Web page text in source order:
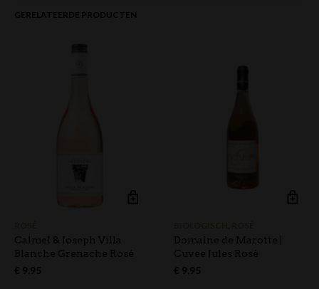
GERELATEERDE PRODUCTEN
Calmel & Joseph Villa
Blanche Grenache Rosé
€ 9,95
,
Domaine de Marotte |
Cuvee Jules Rosé
€ 9,95